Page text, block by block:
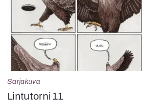
Sarjakuva
Lintutorni 11